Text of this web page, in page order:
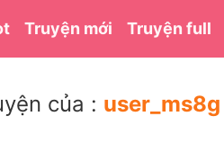
Truyện mới Truyện full
của : user_ms8g